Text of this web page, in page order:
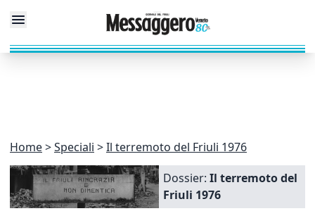
Home Speciali Il terremoto del Friuli 1976
Dossier:Il terremoto del
Friuli 1976